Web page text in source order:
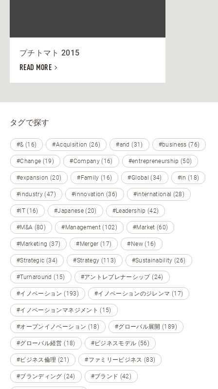
プチトマト 2015
READ MORE
タグで探す
#& (16) #Acquisition (26) #and (31) #business (76)
#Change (19) #Company (16) #entrepreneurship (50)
#expansion (20) #Family (16) #Global (34) #in (18)
#industry (47) #innovation (36) #international (28)
#IT (16) #Japanese (20) #Leadership (42)
#M&A (80) #Management (102) #Market (60)
#Marketing (37) #Merger (17) #New (16)
#Strategic (34) #Strategy (113) #Sustainability (26)
#Turnaround (15) #アントレプレナーシップ (24)
#イノベーション (193) #イノベーションのジレンマ (17)
#イノベーションマネジメント (15)
#オープンイノベーション (18) #グローバル展開 (189)
#グローバル経営 (18) #ビジネスモデル (56)
#ビジネス倫理 (21) #ファミリービジネス (83)
#ブランディング (24) #ブランド (42)